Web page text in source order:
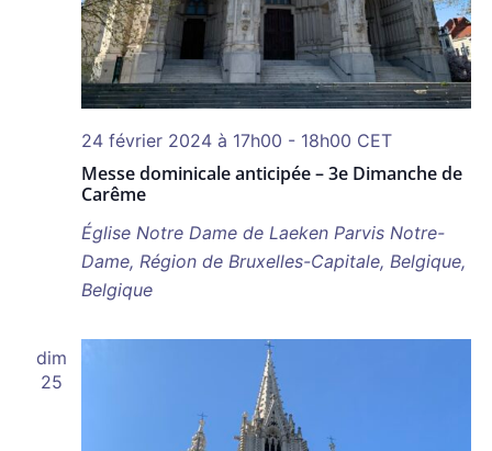
Messe dominicale anticipée – 3e Dimanche de
Carême
24 février 2024 à 17h00 - 18h00 CET
Église Notre Dame de Laeken Parvis Notre-
Dame, Région de Bruxelles-Capitale, Belgique,
Belgique
dim
25